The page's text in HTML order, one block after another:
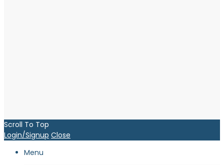
Scroll To Top
Login/Signup Close
Menu